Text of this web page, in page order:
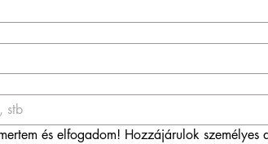
és elfogadom! Hozzájárulok személyes